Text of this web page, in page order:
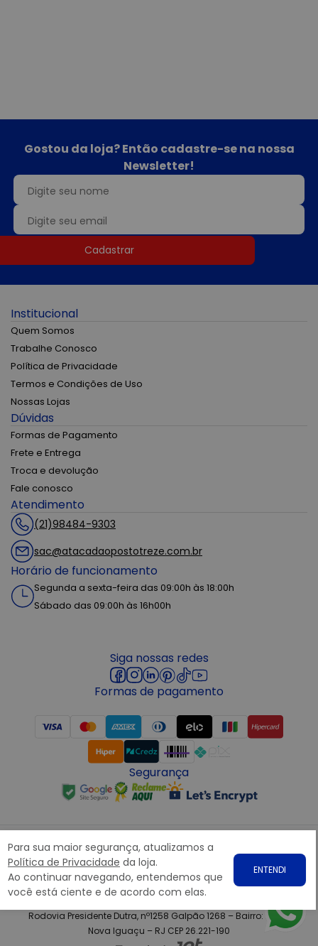
Para sua maior segurança, atualizamos a
Política de Privacidade da loja.
Ao continuar navegando, entendemos que
você está ciente e de acordo com elas.
ENTENDI
Gostou da loja? Então cadastre-se na nossa
Newsletter!
Cadastrar
Institucional
Quem Somos
Trabalhe Conosco
Política de Privacidade
Termos e Condições de Uso
Nossas Lojas
Dúvidas
Formas de Pagamento
Frete e Entrega
Troca e devolução
Fale conosco
Atendimento
(21)98484-9303
sac@atacadaopostotreze.com.br
Horário de funcionamento
Segunda a sexta-feira das 09:00h às 18:00h
Sábado das 09:00h às 16h00h
Siga nossas redes
Formas de pagamento
Segurança
Copyright © 2022 ATACADÃO POSTO 13 - Todos os direitos
Rodovia Presidente Dutra, nº1258 Galpão 1268 – Bairro: Prata,
Nova Iguaçu – RJ CEP 26.221-190